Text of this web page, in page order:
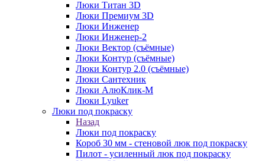
Люки Титан 3D
Люки Премиум 3D
Люки Инженер
Люки Инженер-2
Люки Вектор (съёмные)
Люки Контур (съёмные)
Люки Контур 2.0 (съёмные)
Люки Сантехник
Люки АлюКлик-М
Люки Lyuker
Люки под покраску
Назад
Люки под покраску
Короб 30 мм - стеновой люк под покраску
Пилот - усиленный люк под покраску